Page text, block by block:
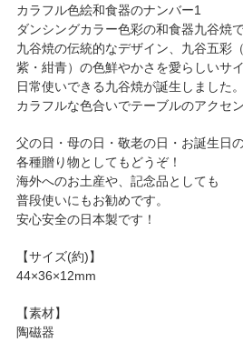
カラフル色絵和食器のナンバー1
ダンシングカラー色彩の和食器九谷焼で
九谷焼の伝統的なデザイン、九谷五彩
紫・紺青）の色鮮やかさを愛らしいサ
日常使いできる九谷焼が誕生しました。
カラフルな色合いでテーブルのアクセ
父の日・母の日・敬老の日・お誕生日
各種贈り物としてもどうぞ！
海外へのお土産や、記念品としても
普段使いにもお勧めです。
安心安全の日本製です！
【サイズ(約)】
44×36×12mm
【素材】
陶磁器